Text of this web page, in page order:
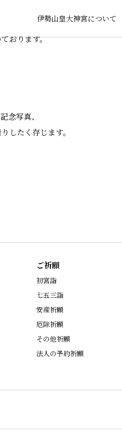
伊勢山皇大神宮について
おります。
念写真、
したく存じます。
ご祈願
初宮詣
七五三詣
安産祈願
厄除祈願
その他祈願
法人の予約祈願